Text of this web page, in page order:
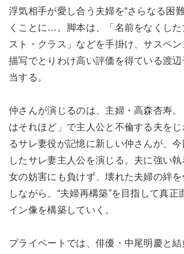
浮気相手が愛し合う夫婦を“さらなる困
くことに…。脚本は、「名前をなくし
スト・クラス」などを手掛け、サスペ
描写でとりわけ高い評価を得ている渡
当する。
仲さんが演じるのは、主婦・高森杏寿。
はそれほど」で主人公と不倫する夫を
るサレ妻役が記憶に新しい仲さんが、
したサレ妻主人公を演じる。夫に強い
女の妨害にも負けず、壊れた夫婦の絆
しながら、“夫婦再構築”を目指して真正
イン像を構築していく。
プライベートでは、俳優・中尾明慶と